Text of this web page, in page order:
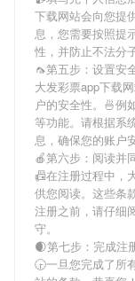
下载网站会向您提
息，您需要按照提
性，并防止不法分
🦟第五步：设置安
大发彩票app下载
户的安全性。🍜例
等功能。请根据系
息，确保您的账户
🍎第六步：阅读并
📠在注册过程中，
供您阅读。这些条
注册之前，请仔细
守。
🌒第七步：完成注
🕞一旦您完成了所